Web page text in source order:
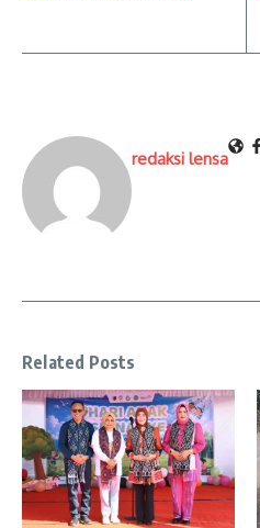
redaksi lensa
Related Posts